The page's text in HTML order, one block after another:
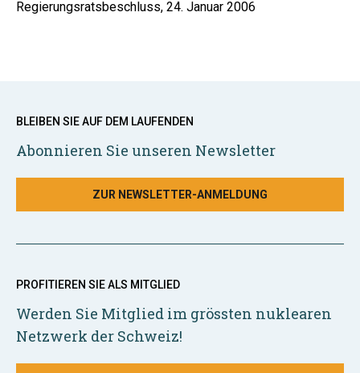
Regierungsratsbeschluss, 24. Januar 2006
BLEIBEN SIE AUF DEM LAUFENDEN
Abonnieren Sie unseren Newsletter
ZUR NEWSLETTER-ANMELDUNG
PROFITIEREN SIE ALS MITGLIED
Werden Sie Mitglied im grössten nuklearen
Netzwerk der Schweiz!